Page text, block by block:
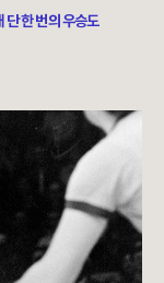
한 번의 우승도